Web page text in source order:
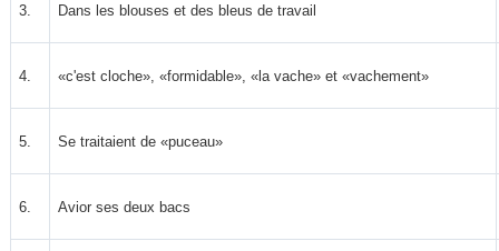
3. Dans les blouses et des bleus de travail
4. «c'est cloche», «formidable», «la vache» et «vachement»
5. Se traitaient de «puceau»
6. Avior ses deux bacs